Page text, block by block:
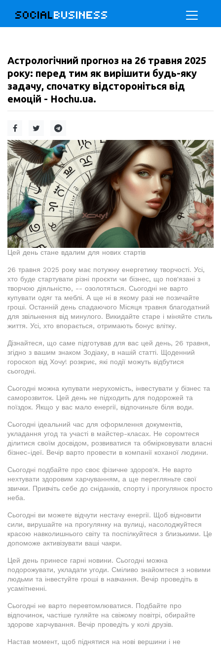
SOCIALBUSINESS
Астрологічний прогноз на 26 травня 2025
року: перед тим як вирішити будь-яку
задачу, спочатку відстороніться від
емоцій - Hochu.ua.
Цей день стане вдалим для нових стартів
26 травня 2025 року має потужну енергетику творчості. Усі,
хто буде стартувати різні проєкти чи бізнес, що пов'язані з
творчою діяльністю, -- озолотяться. Сьогодні не варто
купувати одяг та меблі. А ще ні в якому разі не позичайте
гроші. Останній день спадаючого Місяця травня благодатний
для звільнення від минулого. Викидайте старе і міняйте стиль
життя. Усі, хто впорається, отримають бонус влітку.
Дізнайтеся, що саме підготував для вас цей день, 26 травня,
згідно з вашим знаком Зодіаку, в нашій статті. Щоденний
гороскоп від Хочу! розкриє, які події можуть відбутися
сьогодні.
Сьогодні можна купувати нерухомість, інвестувати у бізнес та
саморозвиток. Цей день не підходить для подорожей та
поїздок. Якщо у вас мало енергії, відпочиньте біля води.
Сьогодні ідеальний час для оформлення документів,
укладання угод та участі в майстер-класах. Не соромтеся
ділитися своїм досвідом, розвиватися та обмірковувати власні
бізнес-ідеї. Вечір варто провести в компанії коханої людини.
Сьогодні подбайте про своє фізичне здоров'я. Не варто
нехтувати здоровим харчуванням, а ще перегляньте свої
звички. Привчіть себе до сніданків, спорту і прогулянок просто
неба.
Сьогодні ви можете відчути нестачу енергії. Щоб відновити
сили, вирушайте на прогулянку на вулиці, насолоджуйтеся
красою навколишнього світу та поспілкуйтеся з близькими. Це
допоможе активізувати ваші чакри.
Цей день принесе гарні новини. Сьогодні можна
подорожувати, укладати угоди. Сміливо знайомтеся з новими
людьми та інвестуйте гроші в навчання. Вечір проведіть в
усамітненні.
Сьогодні не варто перевтомлюватися. Подбайте про
відпочинок, частіше гуляйте на свіжому повітрі, обирайте
здорове харчування. Вечір проведіть у колі друзів.
Настав момент, щоб піднятися на нові вершини і не